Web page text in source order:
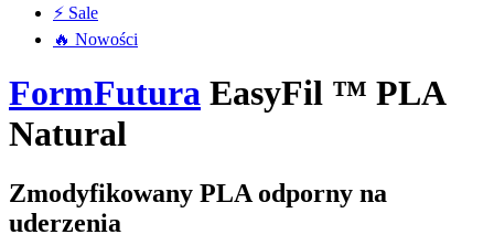
⚡ Sale
🔥 Nowości
FormFutura EasyFil ™ PLA
Natural
Zmodyfikowany PLA odporny na
uderzenia